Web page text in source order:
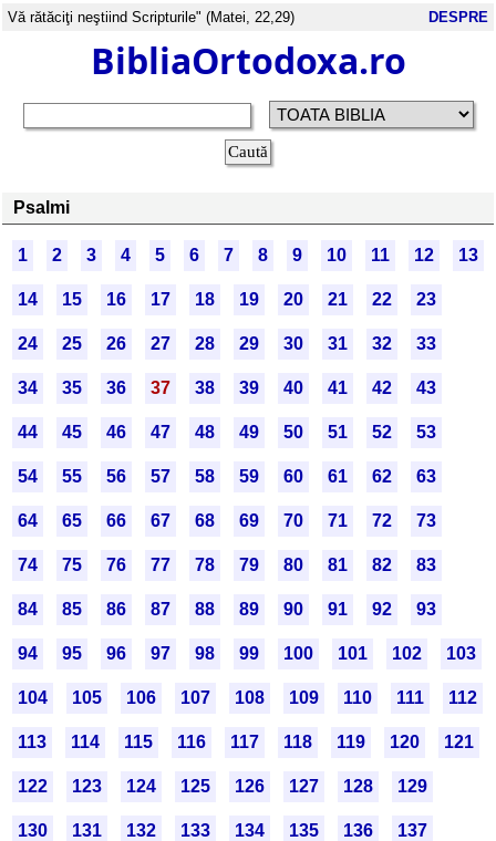
Vă rătăciţi neştiind Scripturile" (Matei, 22,29) DESPRE
BibliaOrtodoxa.ro
Psalmi
1 2 3 4 5 6 7 8 9 10 11 12 13
14 15 16 17 18 19 20 21 22 23
24 25 26 27 28 29 30 31 32 33
34 35 36 37 38 39 40 41 42 43
44 45 46 47 48 49 50 51 52 53
54 55 56 57 58 59 60 61 62 63
64 65 66 67 68 69 70 71 72 73
74 75 76 77 78 79 80 81 82 83
84 85 86 87 88 89 90 91 92 93
94 95 96 97 98 99 100 101 102 103
104 105 106 107 108 109 110 111 112
113 114 115 116 117 118 119 120 121
122 123 124 125 126 127 128 129
130 131 132 133 134 135 136 137